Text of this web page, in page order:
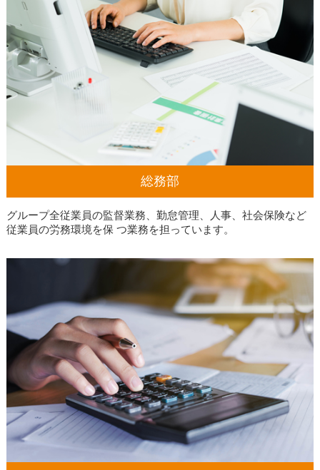
総務部
グループ全従業員の監督業務、勤怠管理、人事、社会保険など
従業員の労務環境を保 つ業務を担っています。